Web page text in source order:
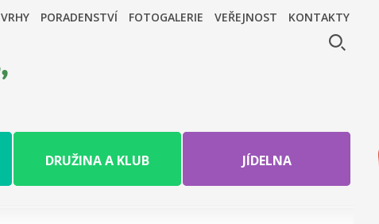
PORADENSTVÍ FOTOGALERIE VEŘEJNOST KONTAKTY
DRUŽINA A KLUB JÍDELNA